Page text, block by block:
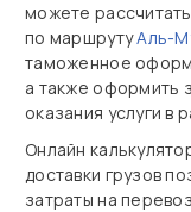
можете
по маршрутуАль-
таможенное
а также оформить
оказания услуги в
Онлайн
доставки грузов
затраты на